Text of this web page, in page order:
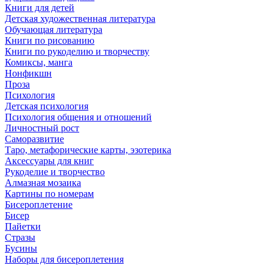
Книги для детей
Детская художественная литература
Обучающая литература
Книги по рисованию
Книги по рукоделию и творчеству
Комиксы, манга
Нонфикшн
Проза
Психология
Детская психология
Психология общения и отношений
Личностный рост
Саморазвитие
Таро, метафорические карты, эзотерика
Аксессуары для книг
Рукоделие и творчество
Алмазная мозаика
Картины по номерам
Бисероплетение
Бисер
Пайетки
Стразы
Бусины
Наборы для бисероплетения